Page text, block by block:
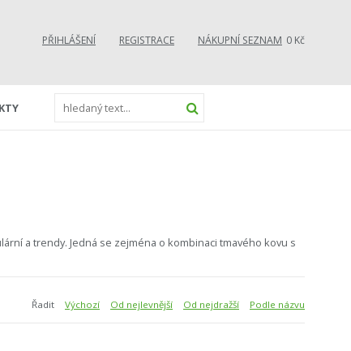
PŘIHLÁŠENÍ REGISTRACE NÁKUPNÍ SEZNAM 0 Kč
a trendy. Jedná se zejména o kombinaci tmavého kovu s
Řadit Výchozí Od nejlevnější Od nejdražší Podle názvu